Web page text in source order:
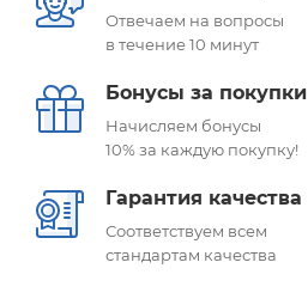
Отвечаем на вопросы
в течение 10 минут
Бонусы за покупки
Начисляем бонусы
10% за каждую покупку!
Гарантия качества
Соответствуем всем
стандартам качества